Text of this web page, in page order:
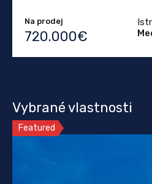
Na prodej
720.000€
Vybrané vlastnosti
Featured